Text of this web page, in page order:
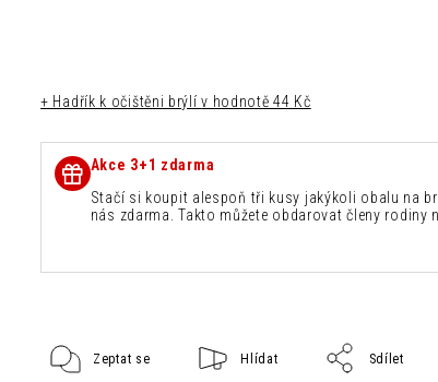
+ Hadřík k očištěni brýlív hodnotě 44 Kč
Akce 3+1 zdarma
Stačí si koupit alespoň tři kusy jakýkoli obalu na
nás zdarma. Takto můžete obdarovat členy rodiny
Zeptat se Hlídat Sdílet